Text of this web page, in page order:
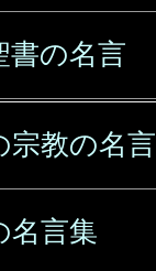
書の名言
宗教の名言
名言集